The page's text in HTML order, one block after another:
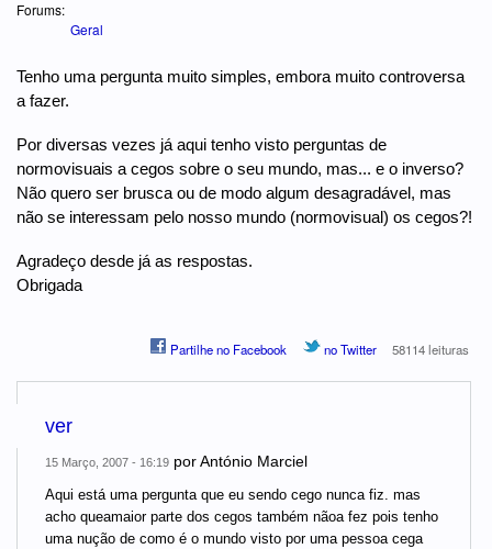
Forums:
Geral
Tenho uma pergunta muito simples, embora muito controversa
a fazer.
Por diversas vezes já aqui tenho visto perguntas de
normovisuais a cegos sobre o seu mundo, mas... e o inverso?
Não quero ser brusca ou de modo algum desagradável, mas
não se interessam pelo nosso mundo (normovisual) os cegos?!
Agradeço desde já as respostas.
Obrigada
Partilhe no Facebook no Twitter 58114 leituras
ver
15 Março, 2007 - 16:19 porAntónio Marciel
Aqui está uma pergunta que eu sendo cego nunca fiz. mas
acho queamaior parte dos cegos também nãoa fez pois tenho
uma nução de como é o mundo visto por uma pessoa cega